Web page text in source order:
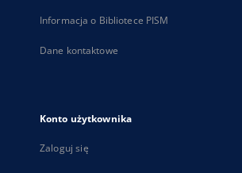
Informacja o Bibliotece PISM
Dane kontaktowe
Konto użytkownika
Zaloguj się